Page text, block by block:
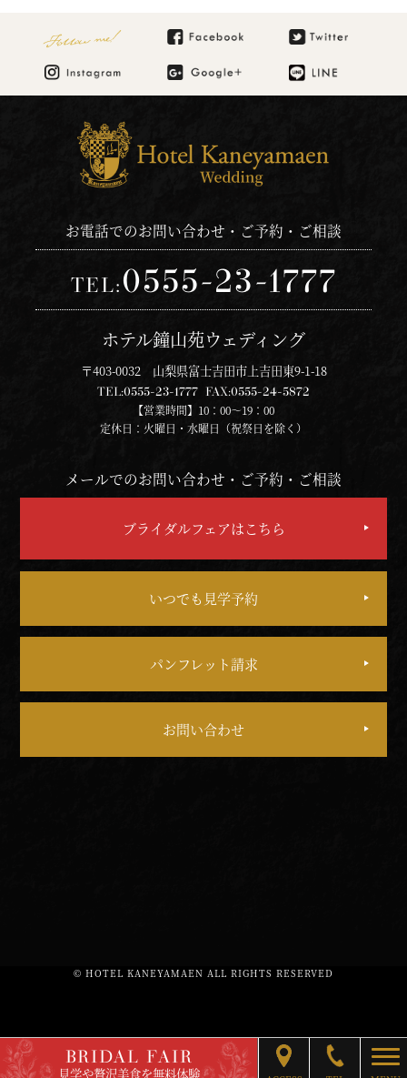
Follow me!
お電話でのお問い合わせ・ご予約・ご相談
TEL:0555-23-1777
ホテル鐘山苑ウェディング
〒403-0032 山梨県富士吉田市上吉田東9-1-18
TEL:0555-23-1777 FAX:0555-24-5872
【営業時間】10：00～19：00
定休日：火曜日・水曜日（祝祭日を除く）
メールでのお問い合わせ・ご予約・ご相談
ブライダルフェアはこちら
いつでも見学予約
パンフレット請求
お問い合わせ
© HOTEL KANEYAMAEN ALL RIGHTS RESERVED
BRIDAL FAIR
見学や贅沢美食を無料体験